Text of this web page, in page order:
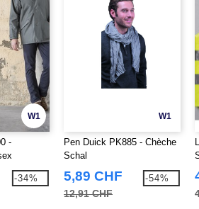
W1
-
-34%
W1
Pen Duick PK885 - Chèche
Schal
5,89 CHF
12,91 CHF
-54%